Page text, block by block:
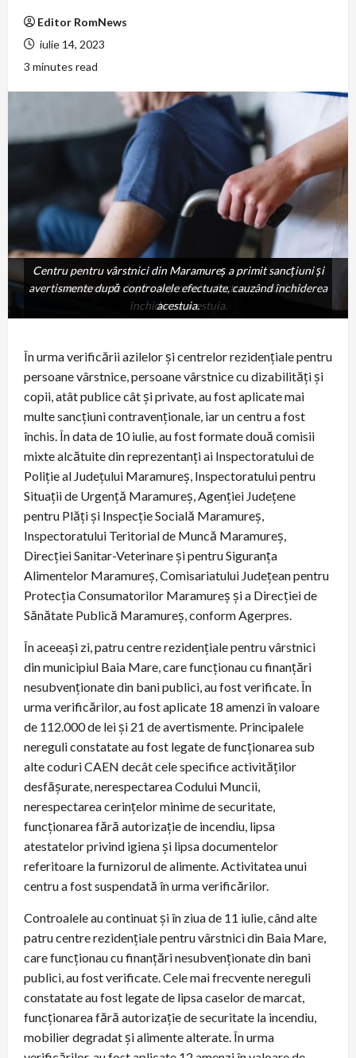
Editor RomNews
iulie 14, 2023
3 minutes read
Centru pentru vârstnici din Maramureș a primit sancţiuni și
avertismente după controalele efectuate, cauzând
închiderea acestuia.
Centru pentru vârstnici din Maramureș a primit sancţiuni și
avertismente după controalele efectuate, cauzând închiderea
acestuia.
În urma verificării azilelor și centrelor rezidențiale pentru
persoane vârstnice, persoane vârstnice cu dizabilități și
copii, atât publice cât și private, au fost aplicate mai
multe sancțiuni contravenționale, iar un centru a fost
închis. În data de 10 iulie, au fost formate două comisii
mixte alcătuite din reprezentanți ai Inspectoratului de
Poliție al Județului Maramureș, Inspectoratului pentru
Situații de Urgență Maramureș, Agenției Județene
pentru Plăți și Inspecție Socială Maramureș,
Inspectoratului Teritorial de Muncă Maramureș,
Direcției Sanitar-Veterinare și pentru Siguranța
Alimentelor Maramureș, Comisariatului Județean pentru
Protecția Consumatorilor Maramureș și a Direcției de
Sănătate Publică Maramureș, conform Agerpres.
În aceeași zi, patru centre rezidențiale pentru vârstnici
din municipiul Baia Mare, care funcționau cu finanțări
nesubvenționate din bani publici, au fost verificate. În
urma verificărilor, au fost aplicate 18 amenzi în valoare
de 112.000 de lei și 21 de avertismente. Principalele
nereguli constatate au fost legate de funcționarea sub
alte coduri CAEN decât cele specifice activităților
desfășurate, nerespectarea Codului Muncii,
nerespectarea cerințelor minime de securitate,
funcționarea fără autorizație de incendiu, lipsa
atestatelor privind igiena și lipsa documentelor
referitoare la furnizorul de alimente. Activitatea unui
centru a fost suspendată în urma verificărilor.
Controalele au continuat și în ziua de 11 iulie, când alte
patru centre rezidențiale pentru vârstnici din Baia Mare,
care funcționau cu finanțări nesubvenționate din bani
publici, au fost verificate. Cele mai frecvente nereguli
constatate au fost legate de lipsa caselor de marcat,
funcționarea fără autorizație de securitate la incendiu,
mobilier degradat și alimente alterate. În urma